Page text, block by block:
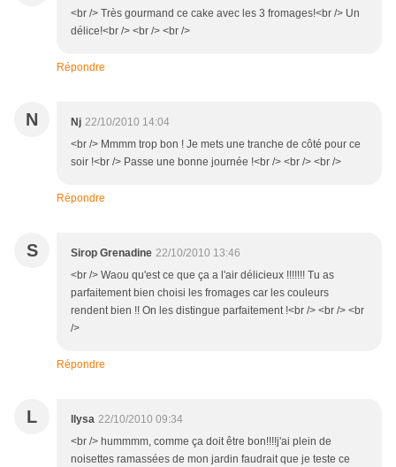
<br /> Très gourmand ce cake avec les 3 fromages!<br /> Un
délice!<br /> <br /> <br />
Répondre
N Nj 22/10/2010 14:04
<br /> Mmmm trop bon ! Je mets une tranche de côté pour ce
soir !<br /> Passe une bonne journée !<br /> <br /> <br />
Répondre
S Sirop Grenadine 22/10/2010 13:46
<br /> Waou qu'est ce que ça a l'air délicieux !!!!!!! Tu as
parfaitement bien choisi les fromages car les couleurs
rendent bien !! On les distingue parfaitement !<br /> <br /> <br
/>
Répondre
L llysa 22/10/2010 09:34
<br /> hummmm, comme ça doit être bon!!!!j'ai plein de
noisettes ramassées de mon jardin faudrait que je teste ce